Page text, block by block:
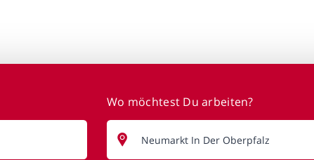
Wo möchtest Du arbeiten?